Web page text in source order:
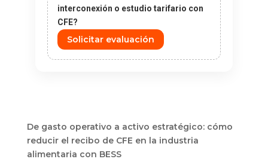
interconexión o estudio tarifario con
CFE?
Solicitar evaluación
De gasto operativo a activo estratégico: cómo
reducir el recibo de CFE en la industria
alimentaria con BESS